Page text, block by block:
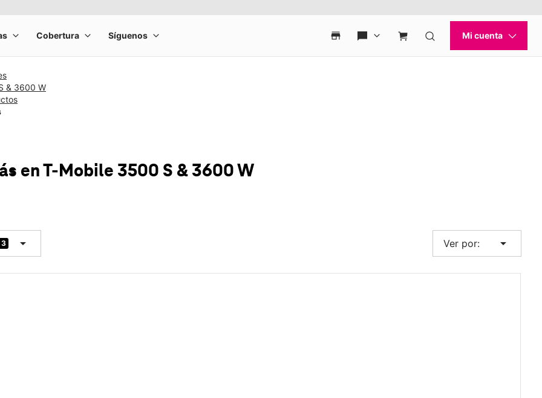
& 3600 W
en T-Mobile 3500 S & 3600 W
3 arrow_drop_down Ver por: arrow_drop_down